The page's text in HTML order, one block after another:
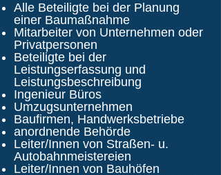
Alle Beteiligte bei der Planung
einer Baumaßnahme
Mitarbeiter von Unternehmen oder
Privatpersonen
Beteiligte bei der
Leistungserfassung und
Leistungsbeschreibung
Ingenieur Büros
Umzugsunternehmen
Baufirmen, Handwerksbetriebe
anordnende Behörde
Leiter/Innen von Straßen- u.
Autobahnmeistereien
Leiter/Innen von Bauhöfen